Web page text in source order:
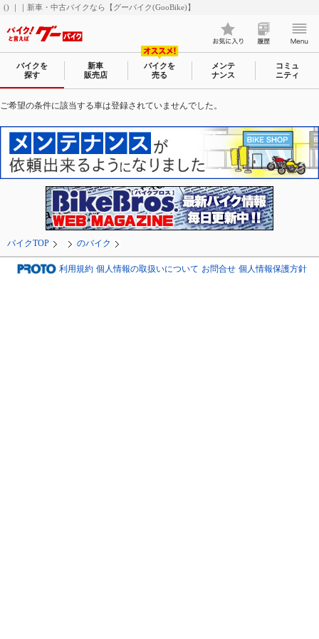
() ｜｜新車・中古バイクなら【グーバイク(GooBike)】
バイクを
探す
新車
販売店
バイクを
売る
メンテ
ナンス
コミュ
ニティ
ご希望の条件に該当する車は登録されていませんでした。
バイクTOP のバイク
利用規約 個人情報の取扱いについて お問合せ 個人情報保護方針